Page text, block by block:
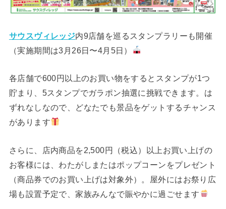
サウスヴィレッジ内9店舗を巡るスタンプラリーも開催
（実施期間は3月26日〜4月5日）
各店舗で600円以上のお買い物をするとスタンプが1つ
貯まり、5スタンプでガラポン抽選に挑戦できます。は
ずれなしなので、どなたでも景品をゲットするチャンス
があります
さらに、店内商品を2,500円（税込）以上お買い上げの
お客様には、わたがしまたはポップコーンをプレゼント
（商品券でのお買い上げは対象外）。屋外にはお祭り広
場も設置予定で、家族みんなで賑やかに過ごせます